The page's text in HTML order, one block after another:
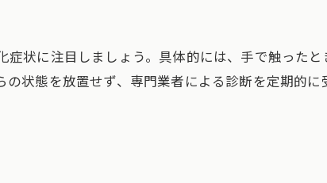
劣化の実例
す影響を解説
状に注目しましょう。具体的には、手で触った
状態を放置せず、専門業者による診断を定期的に